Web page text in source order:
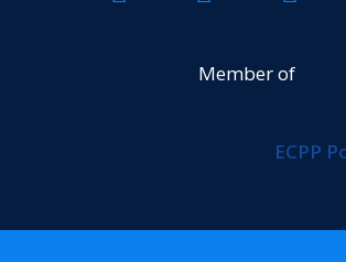
a w
t
o
t
e
Member of
ECPP